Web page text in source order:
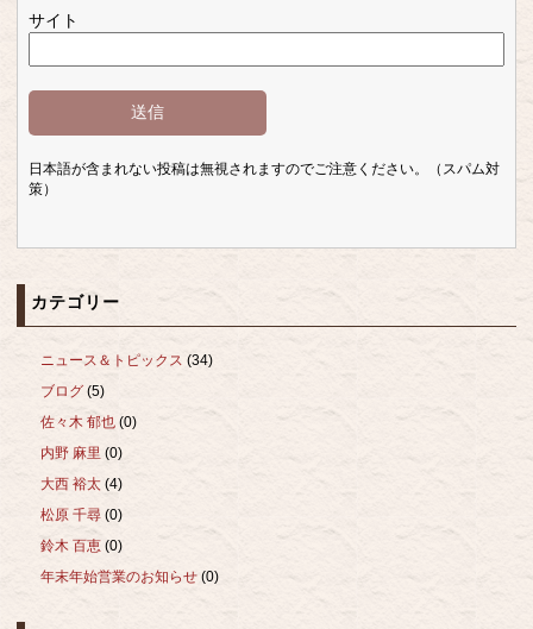
サイト
日本語が含まれない投稿は無視されますのでご注意ください。（スパム対
策）
カテゴリー
ニュース＆トピックス (34)
ブログ (5)
佐々木 郁也 (0)
内野 麻里 (0)
大西 裕太 (4)
松原 千尋 (0)
鈴木 百恵 (0)
年末年始営業のお知らせ (0)